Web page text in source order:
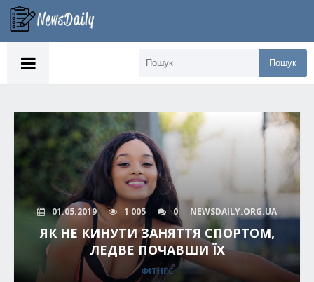
Пошук
01.05.2019 1 005 0 NEWSDAILY.ORG.UA
ЯК НЕ КИНУТИ ЗАНЯТТЯ СПОРТОМ,
ЛЕДВЕ ПОЧАВШИ ЇХ
ФІТНЕС